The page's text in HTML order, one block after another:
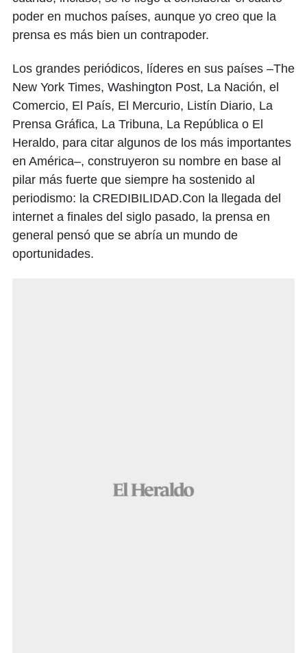
poder en muchos países, aunque yo creo que la
prensa es más bien un contrapoder.
Los grandes periódicos, líderes en sus países –The
New York Times, Washington Post, La Nación, el
Comercio, El País, El Mercurio, Listín Diario, La
Prensa Gráfica, La Tribuna, La República o El
Heraldo, para citar algunos de los más importantes
en América–, construyeron su nombre en base al
pilar más fuerte que siempre ha sostenido al
periodismo: la CREDIBILIDAD.Con la llegada del
internet a finales del siglo pasado, la prensa en
general pensó que se abría un mundo de
oportunidades.